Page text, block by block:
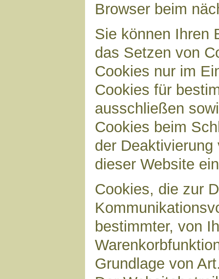
Browser beim
Sie können Ihren
das Setzen von
Cookies nur im
Cookies für
ausschließen
Cookies beim
der
dieser Website
Cookies, die zur
bestimmter, von
Grundlage von